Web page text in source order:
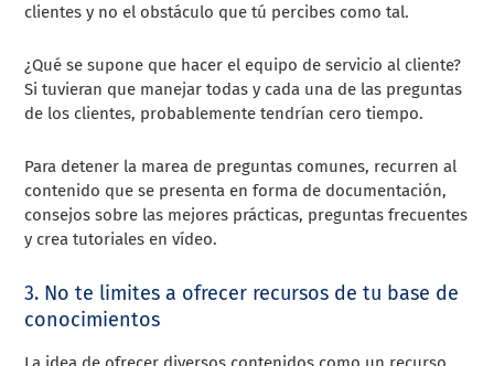
clientes y no el obstáculo que tú percibes como tal.
¿Qué se supone que hacer el equipo de servicio al cliente?
Si tuvieran que manejar todas y cada una de las preguntas
de los clientes, probablemente tendrían cero tiempo.
Para detener la marea de preguntas comunes, recurren al
contenido que se presenta en forma de documentación,
consejos sobre las mejores prácticas, preguntas frecuentes
y crea tutoriales en vídeo.
3. No te limites a ofrecer recursos de tu base de
conocimientos